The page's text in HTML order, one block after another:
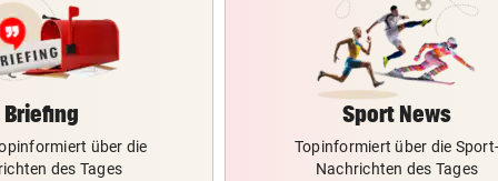
Briefing
über die
des Tages
Sport News
Topinformiert über die Sport-
Nachrichten des Tages